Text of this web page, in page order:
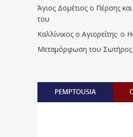
Άγιος Δομέτιος ο Πέρσης
του
Καλλίνικος ο Αγιορείτης · ο
Μεταμόρφωση του Σωτήρος
PEMPTOUSIA